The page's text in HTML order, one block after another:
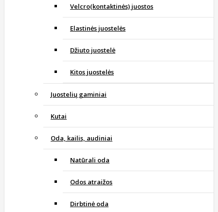
Velcro(kontaktinės) juostos
Elastinės juostelės
Džiuto juostelė
Kitos juostelės
Juostelių gaminiai
Kutai
Oda, kailis, audiniai
Natūrali oda
Odos atraižos
Dirbtinė oda